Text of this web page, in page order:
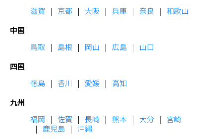
滋賀
京都 大阪 兵庫 奈良
和歌山
中国
鳥取
島根 岡山 広島
山口
四国
徳島
香川 愛媛
高知
九州
福岡
佐賀 長崎 熊本 大分
宮崎
鹿児島
沖縄